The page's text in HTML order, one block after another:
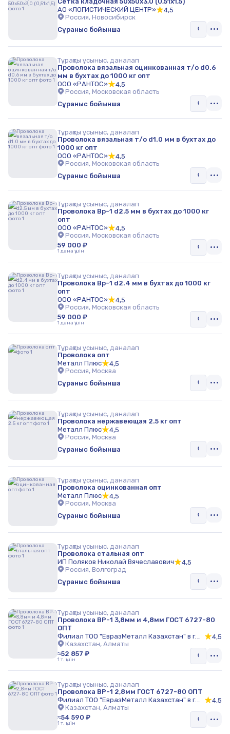
АО «ЛОГИСТИЧЕСКИЙ ЦЕНТР»
4,5
Россия, Новосибирск
Сұраныс бойынша
Тұрақты ұсыныс, даналап
Проволока вязальная оцинкованная т/о d0.6
мм в бухтах до 1000 кг опт
ООО «РАНТОС»
4,5
Россия, Московская область
Сұраныс бойынша
Тұрақты ұсыныс, даналап
Проволока вязальная т/о d1.0 мм в бухтах до
1000 кг опт
ООО «РАНТОС»
4,5
Россия, Московская область
Сұраныс бойынша
Тұрақты ұсыныс, даналап
Проволока Вр-1 d2.5 мм в бухтах до 1000 кг
опт
ООО «РАНТОС»
4,5
Россия, Московская область
59 000 ₽
1 дана үшін
Тұрақты ұсыныс, даналап
Проволока Вр-1 d2.4 мм в бухтах до 1000 кг
опт
ООО «РАНТОС»
4,5
Россия, Московская область
59 000 ₽
1 дана үшін
Тұрақты ұсыныс, даналап
Проволока опт
Металл Плюс
4,5
Россия, Москва
Сұраныс бойынша
Тұрақты ұсыныс, даналап
Проволока нержавеющая 2.5 кг опт
Металл Плюс
4,5
Россия, Москва
Сұраныс бойынша
Тұрақты ұсыныс, даналап
Проволока оцинкованная опт
Металл Плюс
4,5
Россия, Москва
Сұраныс бойынша
Тұрақты ұсыныс, даналап
Проволока стальная опт
ИП Поляков Николай Вячеславович
4,5
Россия, Волгоград
Сұраныс бойынша
Тұрақты ұсыныс, даналап
Проволока ВР-1 3,8мм и 4,8мм ГОСТ 6727-80
ОПТ
Филиал ТОО "ЕвразМеталл Казахстан" в г.
Алматы
4,5
Казахстан, Алматы
≈52 857 ₽
1 т. үшін
Тұрақты ұсыныс, даналап
Проволока ВР-1 2,8мм ГОСТ 6727-80 ОПТ
Филиал ТОО "ЕвразМеталл Казахстан" в г.
Алматы
4,5
Казахстан, Алматы
≈54 590 ₽
1 т. үшін